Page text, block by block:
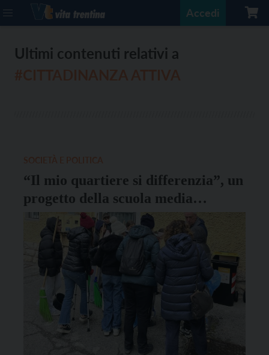
Accedi
Ultimi contenuti relativi a
“Il mio quartiere si differenzia”, un
progetto della scuola media
Segantini-Bronzetti